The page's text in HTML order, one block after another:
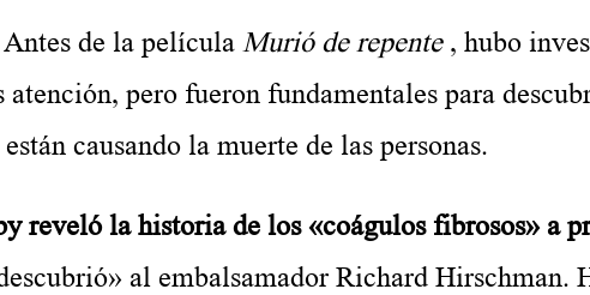
de la película Murió de repente, hubo
pero fueron fundamentales para
causando la muerte de las personas.
la historia de los «coágulos fibrosos» a
al embalsamador Richard Hirschman.